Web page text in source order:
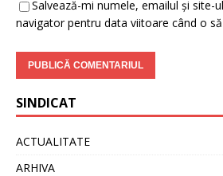
Salvează-mi numele, emailul și site-
navigator pentru data viitoare când o
SINDICAT
ACTUALITATE
ARHIVA